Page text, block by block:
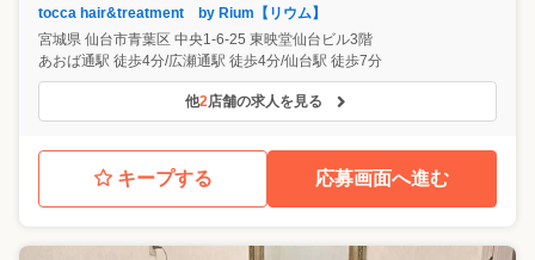
tocca hair&treatment by Rium【リウム】
宮城県 仙台市青葉区 中央1-6-25 東映堂仙台ビル3階
あおば通駅 徒歩4分/広瀬通駅 徒歩4分/仙台駅 徒歩7分
他2店舗の求人を見る
キープする 応募画面へ進む